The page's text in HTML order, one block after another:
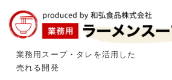
業務用スープ・タレを活用した
売れる開発